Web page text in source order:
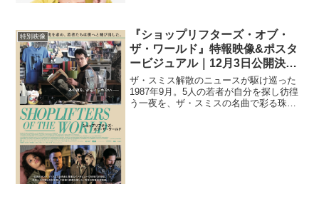
という一人二役で出演している宮野が今
回朗読したのは、...
特別映像
『ショップリフターズ・オブ・
ザ・ワールド』特報映像&ポスタ
ービジュアル｜12月3日公開決
定！
ザ・スミス解散のニュースが駆け巡った
1987年9月。5人の若者が自分を探し彷徨
う一夜を、ザ・スミスの名曲で彩る珠玉